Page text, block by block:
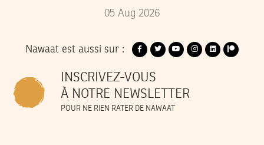
05 Aug 2026
Nawaat est aussi sur :
INSCRIVEZ-VOUS
À NOTRE NEWSLETTER
POUR NE RIEN RATER DE NAWAAT